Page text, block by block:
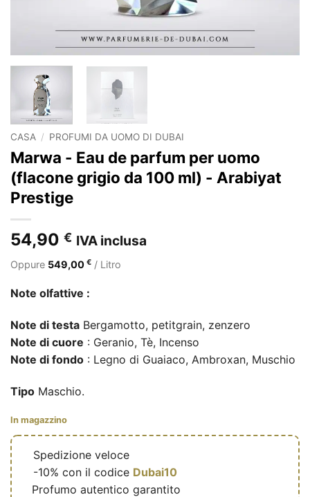
CASA / PROFUMI DA UOMO DI DUBAI
Marwa - Eau de parfum per uomo
(flacone grigio da 100 ml) - Arabiyat
Prestige
54,90 € IVA inclusa
Oppure 549,00 € / Litro
Note olfattive :
Note di testa Bergamotto, petitgrain, zenzero
Note di cuore : Geranio, Tè, Incenso
Note di fondo : Legno di Guaiaco, Ambroxan, Muschio
Tipo Maschio.
In magazzino
Spedizione veloce
-10% con il codice Dubai10
Profumo autentico garantito